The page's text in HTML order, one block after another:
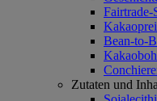
Fairtrade-
Bean-to-
Zutaten und